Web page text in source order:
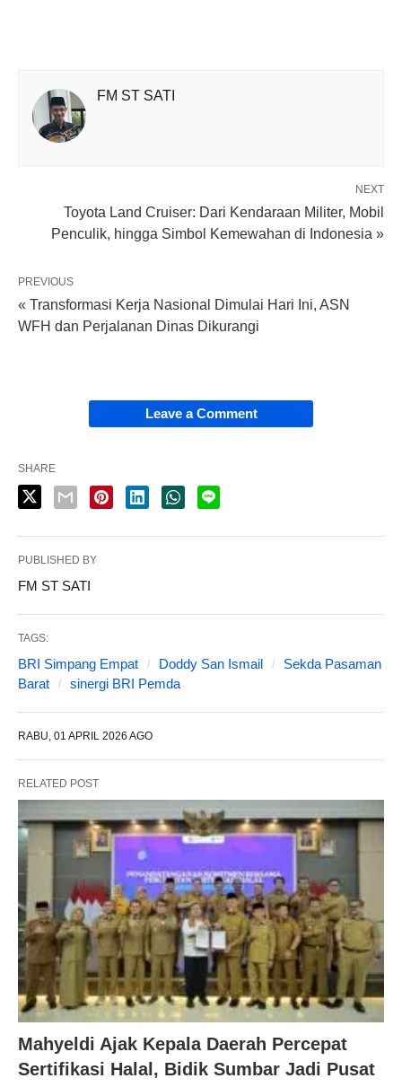
FM ST SATI
NEXT
Toyota Land Cruiser: Dari Kendaraan Militer, Mobil
Penculik, hingga Simbol Kemewahan di Indonesia »
PREVIOUS
« Transformasi Kerja Nasional Dimulai Hari Ini, ASN
WFH dan Perjalanan Dinas Dikurangi
Leave a Comment
SHARE
PUBLISHED BY
FM ST SATI
TAGS:
BRI Simpang Empat Doddy San Ismail
Sekda Pasaman
Barat
sinergi BRI Pemda
RABU, 01 APRIL 2026 AGO
RELATED POST
Mahyeldi Ajak Kepala Daerah Percepat
Sertifikasi Halal, Bidik Sumbar Jadi Pusat